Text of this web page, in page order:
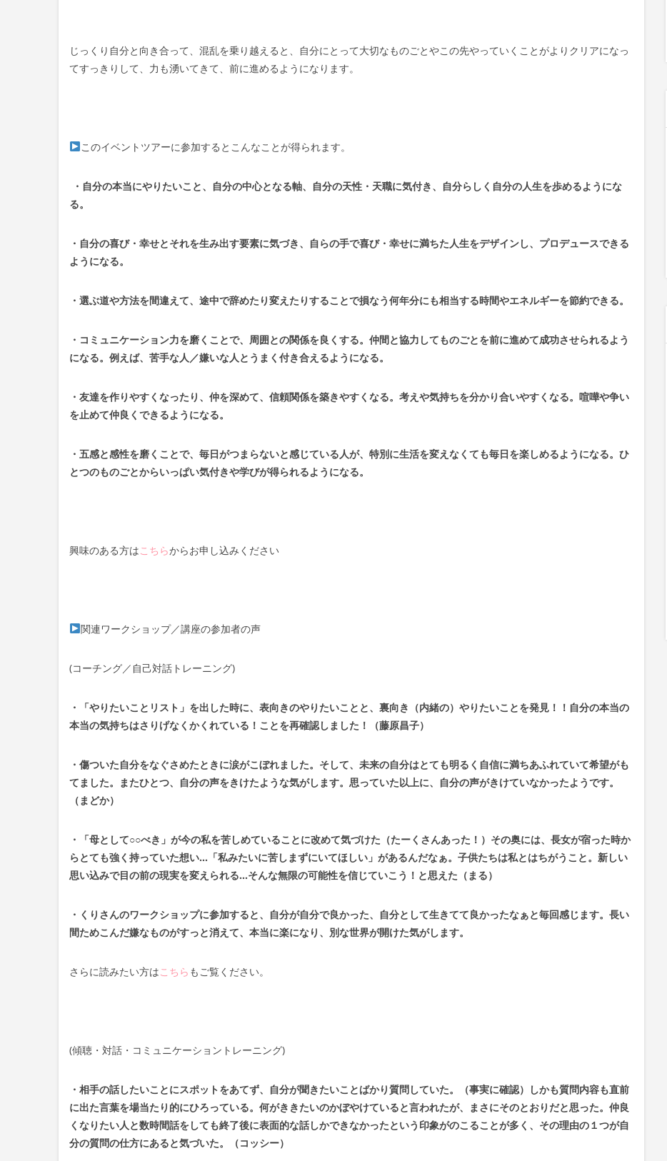
じっくり自分と向き合って、混乱を乗り越えると、自分にとって大切なものごとやこの先やっていくことがよりクリアになっ
てすっきりして、力も湧いてきて、前に進めるようになります。
このイベントツアーに参加するとこんなことが得られます。
・自分の本当にやりたいこと、自分の中心となる軸、自分の天性・天職に気付き、自分らしく自分の人生を歩めるようにな
る。
・自分の喜び・幸せとそれを生み出す要素に気づき、自らの手で喜び・幸せに満ちた人生をデザインし、プロデュースできる
ようになる。
・選ぶ道や方法を間違えて、途中で辞めたり変えたりすることで損なう何年分にも相当する時間やエネルギーを節約できる。
・コミュニケーション力を磨くことで、周囲との関係を良くする。仲間と協力してものごとを前に進めて成功させられるよう
になる。例えば、苦手な人／嫌いな人とうまく付き合えるようになる。
・友達を作りやすくなったり、仲を深めて、信頼関係を築きやすくなる。考えや気持ちを分かり合いやすくなる。喧嘩や争い
を止めて仲良くできるようになる。
・五感と感性を磨くことで、毎日がつまらないと感じている人が、特別に生活を変えなくても毎日を楽しめるようになる。ひ
とつのものごとからいっぱい気付きや学びが得られるようになる。
興味のある方は こちらからお申し込みください
関連ワークショップ／講座の参加者の声
(コーチング／自己対話トレーニング)
・「やりたいことリスト」を出した時に、表向きのやりたいことと、裏向き（内緒の）やりたいことを発見！！自分の本当の
本当の気持ちはさりげなくかくれている！ことを再確認しました！（藤原昌子）
・傷ついた自分をなぐさめたときに涙がこぼれました。そして、未来の自分はとても明るく自信に満ちあふれていて希望がも
てました。またひとつ、自分の声をきけたような気がします。思っていた以上に、自分の声がきけていなかったようです。
（まどか）
・「母として○○べき」が今の私を苦しめていることに改めて気づけた（たーくさんあった！）その奥には、長女が宿った時か
らとても強く持っていた想い…「私みたいに苦しまずにいてほしい」があるんだなぁ。子供たちは私とはちがうこと。新しい
思い込みで目の前の現実を変えられる…そんな無限の可能性を信じていこう！と思えた（まる）
・くりさんのワークショップに参加すると、自分が自分で良かった、自分として生きてて良かったなぁと毎回感じます。長い
間ためこんだ嫌なものがすっと消えて、本当に楽になり、別な世界が開けた気がします。
さらに読みたい方は こちら もご覧ください。
(傾聴・対話・コミュニケーショントレーニング)
・相手の話したいことにスポットをあてず、自分が聞きたいことばかり質問していた。（事実に確認）しかも質問内容も直前
に出た言葉を場当たり的にひろっている。何がききたいのかぼやけていると言われたが、まさにそのとおりだと思った。仲良
くなりたい人と数時間話をしても終了後に表面的な話しかできなかったという印象がのこることが多く、その理由の１つが自
分の質問の仕方にあると気づいた。（コッシー）